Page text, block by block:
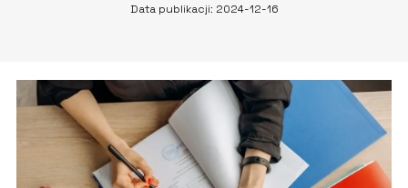
Data publikacji: 2024-12-16